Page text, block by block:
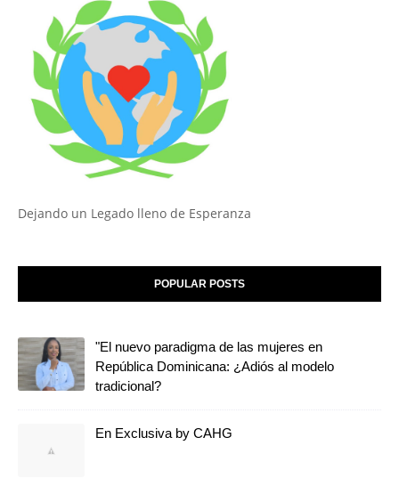
Dejando un Legado lleno de Esperanza
POPULAR POSTS
"El nuevo paradigma de las mujeres en
República Dominicana: ¿Adiós al modelo
tradicional?
En Exclusiva by CAHG